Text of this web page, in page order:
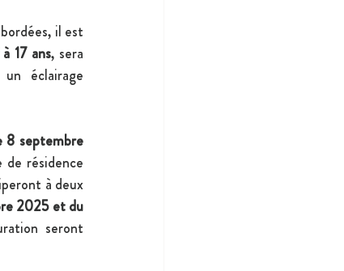
il est
17 ans, sera
éclairage
8 septembre
résidence
à deux
2025 et du
seront